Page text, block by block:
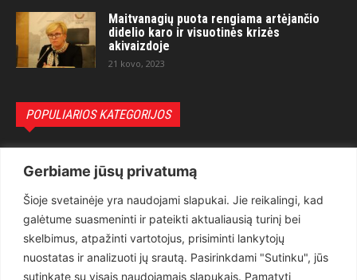
Gerbiame jūsų privatumą
Šioje svetainėje yra naudojami slapukai. Jie reikalingi, kad
galėtume suasmeninti ir pateikti aktualiausią turinį bei
skelbimus, atpažinti vartotojus, prisiminti lankytojų
nuostatas ir analizuoti jų srautą. Pasirinkdami "Sutinku", jūs
sutinkate su visais naudojamais slapukais. Pamatyti
Maitvanagių puota rengiama artėjančio
didelio karo ir visuotinės krizės
akivaizdoje
21 kovo, 2023
POPULIARIOS KATEGORIJOS
Teisėsauga
1497
Aktualu
Lietuva
619